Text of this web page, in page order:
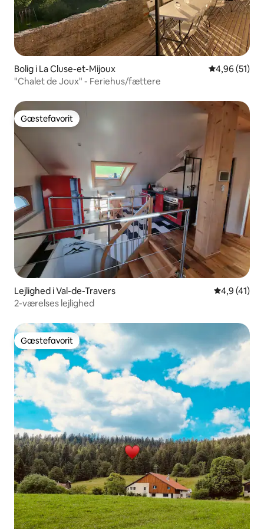
Bolig i La Cluse-et-Mijoux 4,96 ud af 5
4,96 (51)
"Chalet de Joux" - Feriehus/fættere
Gæstefavorit
Gæstefavorit
Lejlighed i Val-de-Travers 4,9 ud af 5
4,9 (41)
2-værelses lejlighed
Gæstefavorit
Gæstefavorit